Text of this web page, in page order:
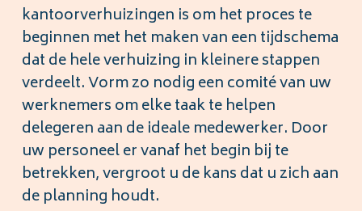
kantoorverhuizingen is om het proces te
beginnen met het maken van een tijdschema
dat de hele verhuizing in kleinere stappen
verdeelt. Vorm zo nodig een comité van uw
werknemers om elke taak te helpen
delegeren aan de ideale medewerker. Door
uw personeel er vanaf het begin bij te
betrekken, vergroot u de kans dat u zich aan
de planning houdt.